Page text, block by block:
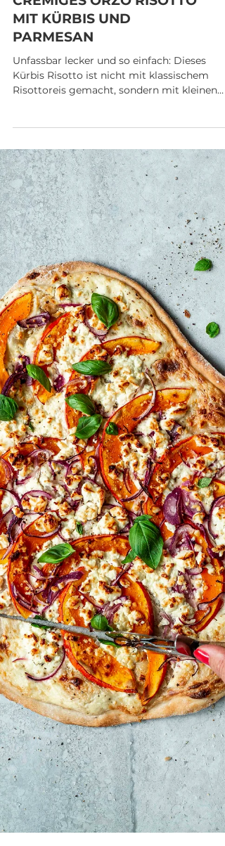
PARMESAN
Unfassbar lecker und so einfach: Dieses
Kürbis Risotto ist nicht mit klassischem
Risottoreis gemacht, sondern mit kleinen
Nudeln, die...